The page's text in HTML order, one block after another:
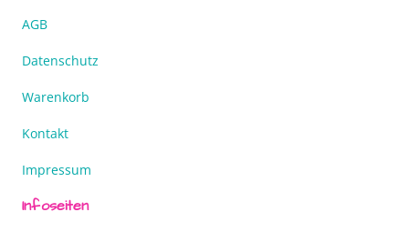
AGB
Datenschutz
Warenkorb
Kontakt
Impressum
Infoseiten